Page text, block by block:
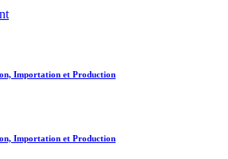
Importation et Production
Importation et Production